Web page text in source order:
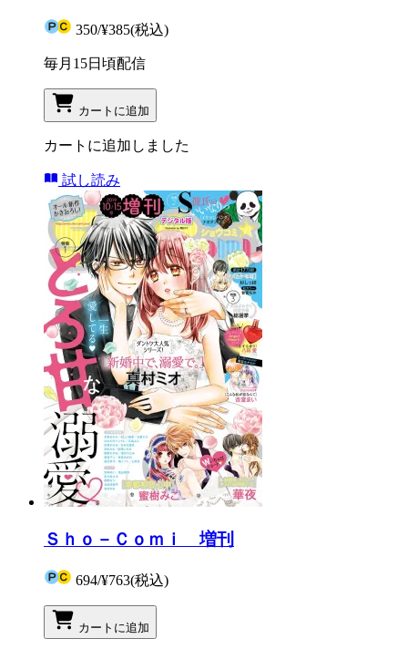
350/¥385(税込)
毎月15日頃配信
カートに追加
カートに追加しました
試し読み
Ｓｈｏ－Ｃｏｍｉ 増刊
694/¥763(税込)
カートに追加